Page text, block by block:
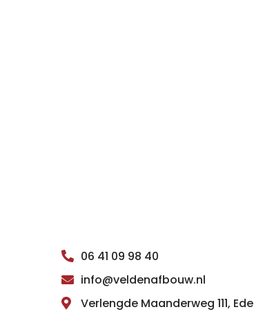
06 41 09 98 40
info@veldenafbouw.nl
Verlengde Maanderweg 111, Ede